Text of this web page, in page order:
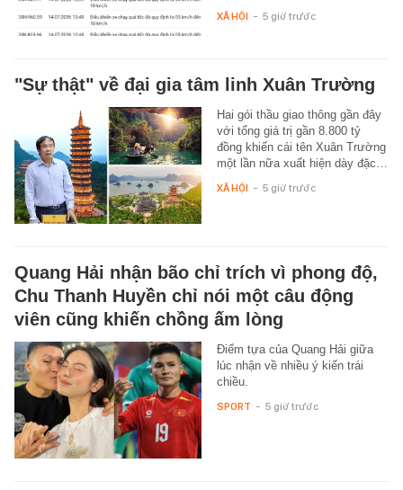
XÃ HỘI - 5 giờ trước
"Sự thật" về đại gia tâm linh Xuân Trường
Hai gói thầu giao thông gần đây
với tổng giá trị gần 8.800 tỷ
đồng khiến cái tên Xuân Trường
một lần nữa xuất hiện dày đặc…
XÃ HỘI - 5 giờ trước
Quang Hải nhận bão chỉ trích vì phong độ,
Chu Thanh Huyền chỉ nói một câu động
viên cũng khiến chồng ấm lòng
Điểm tựa của Quang Hải giữa
lúc nhận về nhiều ý kiến trái
chiều.
SPORT - 5 giờ trước